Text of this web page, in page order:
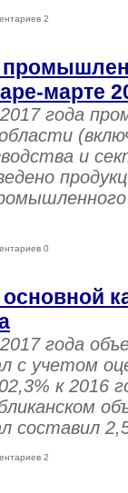
2
марте
года
и
0
года
с учетом
к 2016
составил
2